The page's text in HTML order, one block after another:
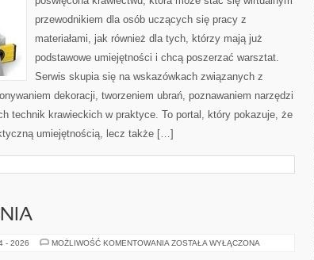
przewodnikiem dla osób uczących się pracy z
materiałami, jak również dla tych, którzy mają już
podstawowe umiejętności i chcą poszerzać warsztat.
Serwis skupia się na wskazówkach związanych z
dekoracji, tworzeniem ubrań, poznawaniem narzędzi
technik krawieckich w praktyce. To portal, który pokazuje, że
umiejętnością, lecz także […]
- 2026 MOŻLIWOŚĆ KOMENTOWANIA PORADNIK
ZOSTAŁA WYŁĄCZONA